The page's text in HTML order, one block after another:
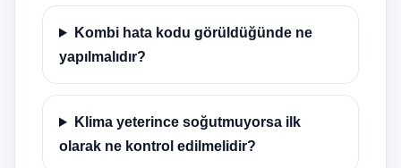
Kombi hata kodu görüldüğünde ne
yapılmalıdır?
Klima yeterince soğutmuyorsa ilk
olarak ne kontrol edilmelidir?